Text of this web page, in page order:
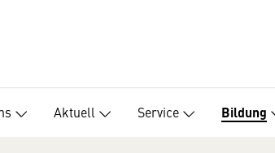
Aktuell Service Bildung